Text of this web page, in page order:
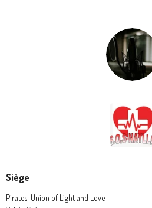
Siège
Pirates' Union of Light and Love